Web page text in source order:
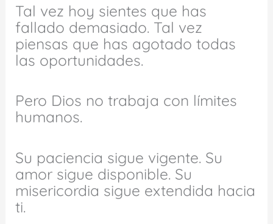
Tal vez hoy sientes que has
fallado demasiado. Tal vez
piensas que has agotado todas
las oportunidades.
Pero Dios no trabaja con límites
humanos.
Su paciencia sigue vigente. Su
amor sigue disponible. Su
misericordia sigue extendida hacia
ti.